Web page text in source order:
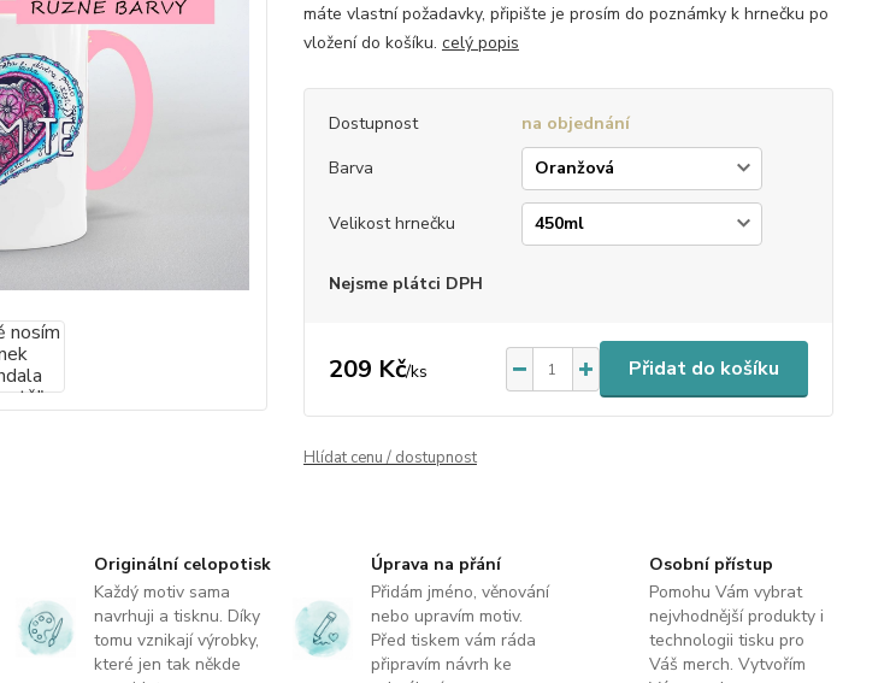
máte vlastní požadavky, připište je prosím do poznámky k hrnečku po
vložení do košíku. celý popis
Dostupnost
na objednání
Barva
Velikost hrnečku
Nejsme plátci DPH
209 Kč/ks Přidat do košíku
Hlídat cenu / dostupnost
Originální celopotisk
Každý motiv sama
navrhuji a tisknu. Díky
tomu vznikají výrobky,
které jen tak někde
Úprava na přání
Přidám jméno, věnování
nebo upravím motiv.
Před tiskem vám ráda
připravím návrh ke
Osobní přístup
Pomohu Vám vybrat
nejvhodnější produkty i
technologii tisku pro
Váš merch. Vytvořím